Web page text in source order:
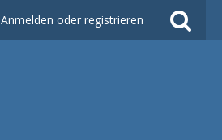
Anmelden oder registrieren